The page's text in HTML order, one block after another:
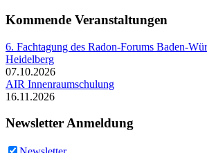
Kommende Veranstaltungen
6. Fachtagung des Radon-Forums Baden-
Heidelberg
07.10.2026
AIR Innenraumschulung
16.11.2026
Newsletter Anmeldung